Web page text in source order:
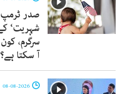
صدر ٹرمپ
شہریت‘
سرگرم،
آ سکتا ہے؟